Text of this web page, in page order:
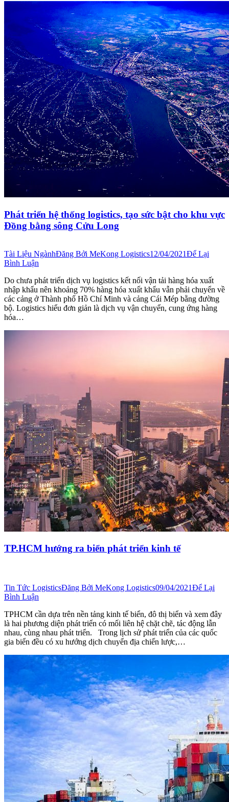
Phát triển hệ thống logistics, tạo sức bật cho khu vực
Đồng bằng sông Cửu Long
Tài Liệu NgànhĐăng Bởi MeKong Logistics12/04/2021Để Lại
Bình Luận
Do chưa phát triển dịch vụ logistics kết nối vận tải hàng hóa xuất
nhập khẩu nên khoảng 70% hàng hóa xuất khẩu vẫn phải chuyển về
các cảng ở Thành phố Hồ Chí Minh và cảng Cái Mép bằng đường
bộ. Logistics hiểu đơn giản là dịch vụ vận chuyển, cung ứng hàng
hóa…
TP.HCM hướng ra biển phát triển kinh tế
Tin Tức LogisticsĐăng Bởi MeKong Logistics09/04/2021Để Lại
Bình Luận
TPHCM cần dựa trên nền tảng kinh tế biển, đô thị biển và xem đây
là hai phương diện phát triển có mối liên hệ chặt chẽ, tác động lẫn
nhau, cùng nhau phát triển. Trong lịch sử phát triển của các quốc
gia biển đều có xu hướng dịch chuyển địa chiến lược,…